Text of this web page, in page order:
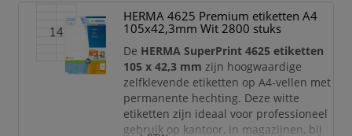
kantoororganisatie.
Dankzij het volledige A4-formaat van
210 x 297 mmbieden deze Avery
Zweckform etikett
HERMA 4625 Premium etiketten A4
105x42,3mm Wit 2800 stuks
De HERMA SuperPrint 4625 etiketten
105 x 42,3 mm zijn hoogwaardige
zelfklevende etiketten op A4-vellen met
permanente hechting. Deze witte
etiketten zijn ideaal voor professioneel
gebruik op kantoor, in magazijnen, bij